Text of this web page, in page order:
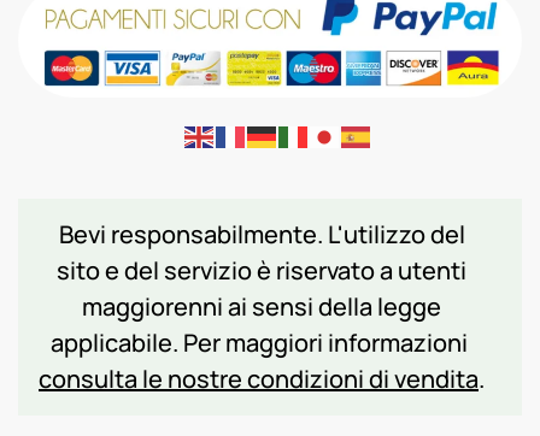
Bevi responsabilmente. L'utilizzo del
sito e del servizio è riservato a utenti
maggiorenni ai sensi della legge
applicabile. Per maggiori informazioni
consulta le nostre condizioni di vendita.